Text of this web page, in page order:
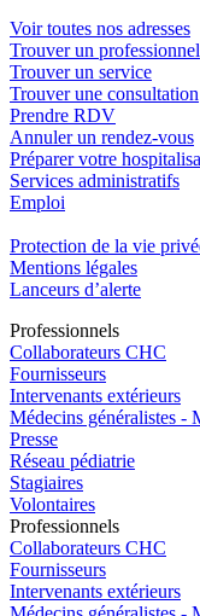
Voir toutes nos adresses
Trouver un professionnel
Trouver un service
Trouver une consultation
Prendre RDV
Annuler un rendez-vous
Préparer votre
Services administratifs
Emploi​
Protection de la vie
Mentions légales
Lanceurs d’alerte
Professionnels
Collaborateurs CHC
Fournisseurs
Intervenants extérieurs
Médecins généralistes -
Presse
Réseau pédiatrie
Stagiaires
Volontaires
Professionnels
Collaborateurs CHC
Fournisseurs
Intervenants extérieurs